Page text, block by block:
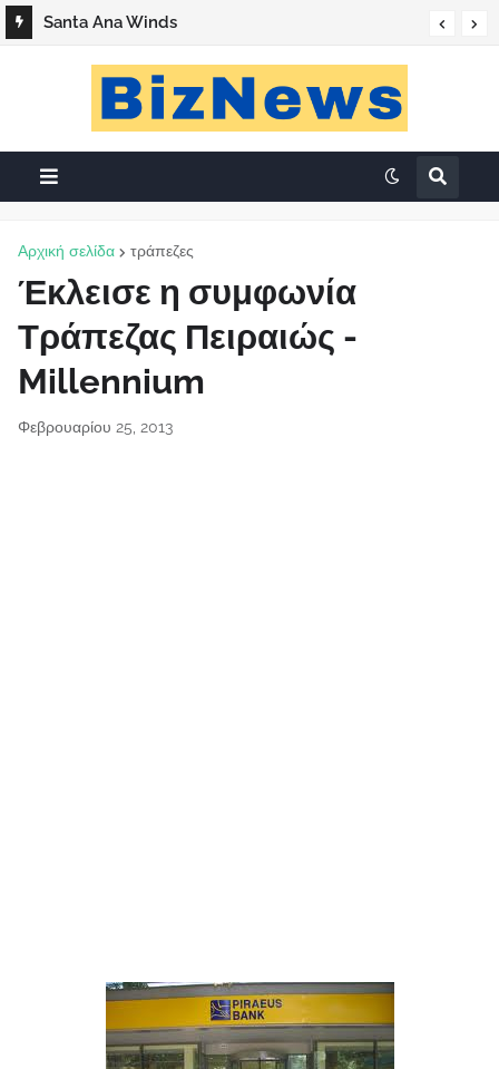
Santa Ana Winds
Αρχική σελίδα τράπεζες
Έκλεισε η συμφωνία
Τράπεζας Πειραιώς -
Millennium
Φεβρουαρίου 25, 2013